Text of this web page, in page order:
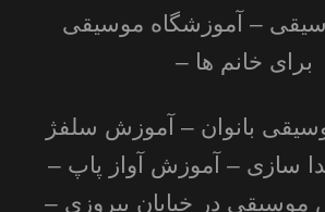
– آموزشگاه موسیقی
برای خانم ها –
بانوان – آموزش سلفژ
سازی – آموزش آواز پاپ –
موسیقی در خیابان پیروزی –